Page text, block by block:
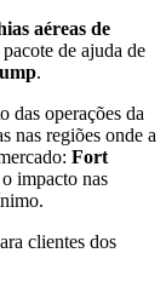
aéreas de
de ajuda de
.
das operações da
nas regiões onde a
Fort
impacto nas
clientes dos